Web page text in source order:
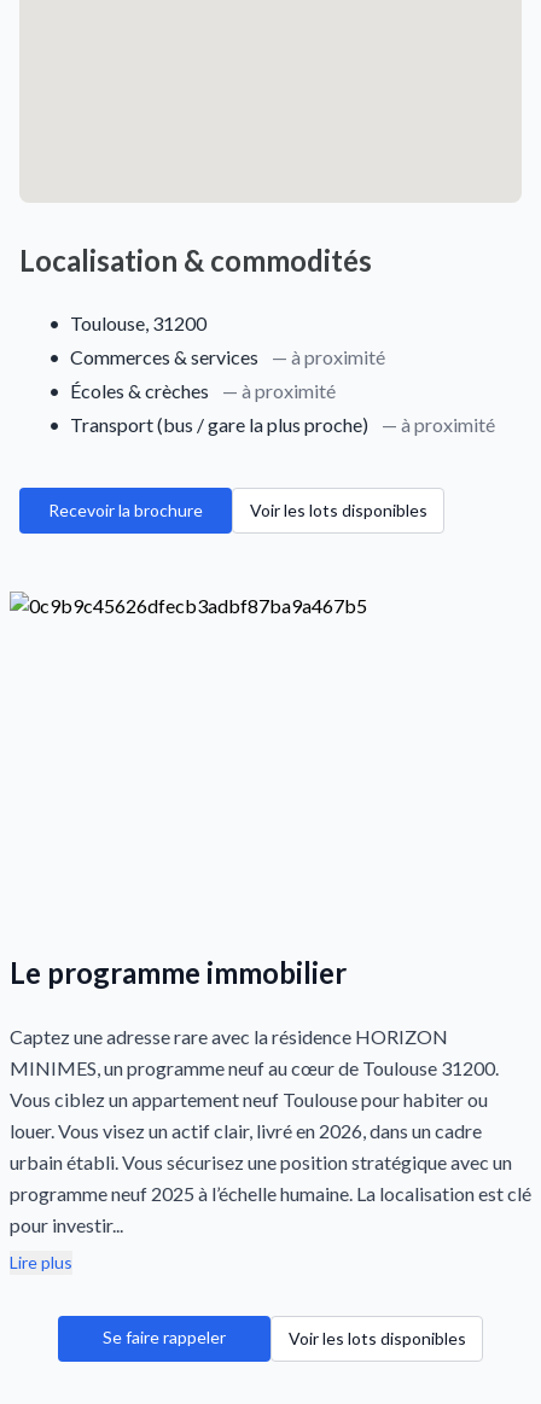
Localisation & commodités
• Toulouse, 31200
• Commerces & services
— à proximité
• Écoles & crèches
— à proximité
• Transport (bus / gare la plus proche) — à proximité
Recevoir la brochure Voir les lots disponibles
Le programme immobilier
Captez une adresse rare avec la résidence HORIZON
MINIMES, un programme neuf au cœur de Toulouse 31200.
Vous ciblez un appartement neuf Toulouse pour habiter ou
louer. Vous visez un actif clair, livré en 2026, dans un cadre
urbain établi. Vous sécurisez une position stratégique avec un
programme neuf 2025 à l’échelle humaine. La localisation est clé
pour investir...
Lire plus
Se faire rappeler Voir les lots disponibles